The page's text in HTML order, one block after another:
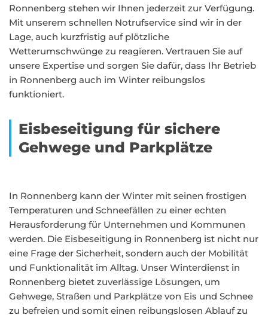
Ronnenberg stehen wir Ihnen jederzeit zur Verfügung.
Mit unserem schnellen Notrufservice sind wir in der
Lage, auch kurzfristig auf plötzliche
Wetterumschwünge zu reagieren. Vertrauen Sie auf
unsere Expertise und sorgen Sie dafür, dass Ihr Betrieb
in Ronnenberg auch im Winter reibungslos
funktioniert.
Eisbeseitigung für sichere
Gehwege und Parkplätze
In Ronnenberg kann der Winter mit seinen frostigen
Temperaturen und Schneefällen zu einer echten
Herausforderung für Unternehmen und Kommunen
werden. Die Eisbeseitigung in Ronnenberg ist nicht nur
eine Frage der Sicherheit, sondern auch der Mobilität
und Funktionalität im Alltag. Unser Winterdienst in
Ronnenberg bietet zuverlässige Lösungen, um
Gehwege, Straßen und Parkplätze von Eis und Schnee
zu befreien und somit einen reibungslosen Ablauf zu